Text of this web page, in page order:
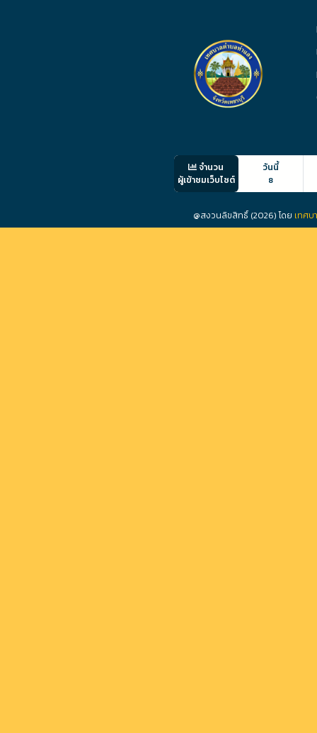
จำนวน
ผู้เข้าชมเว็บไซต์
วันนี้
8
@สงวนลิขสิทธิ์ (2026) โดย เทศบ